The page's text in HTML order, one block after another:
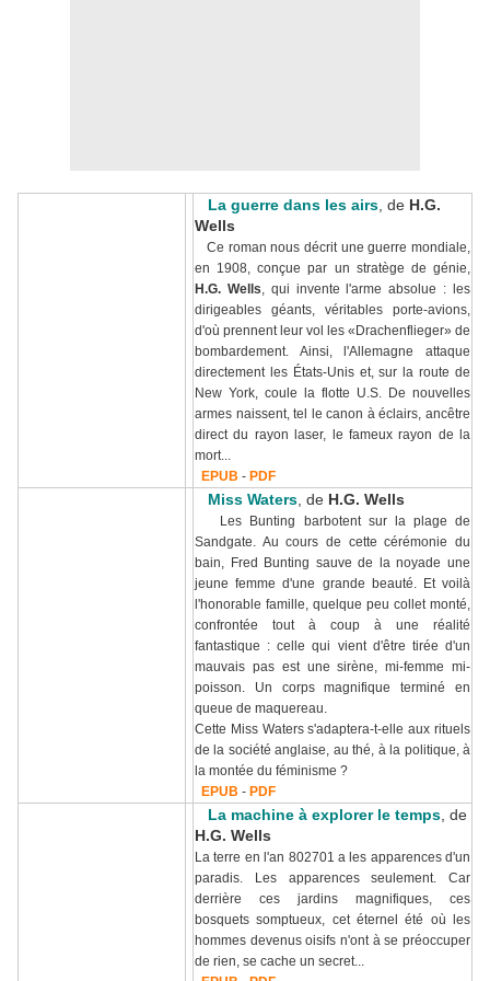
La guerre dans les airs , de H.G.
Wells
Ce roman nous décrit une guerre mondiale,
en 1908, conçue par un stratège de génie,
H.G. Wells, qui invente l'arme absolue : les
dirigeables géants, véritables porte-avions,
d'où prennent leur vol les «Drachenflieger» de
bombardement. Ainsi, l'Allemagne attaque
directement les États-Unis et, sur la route de
New York, coule la flotte U.S. De nouvelles
armes naissent, tel le canon à éclairs, ancêtre
direct du rayon laser, le fameux rayon de la
mort...
EPUB - PDF
Miss Waters , de H.G. Wells
Les Bunting barbotent sur la plage de
Sandgate. Au cours de cette cérémonie du
bain, Fred Bunting sauve de la noyade une
jeune femme d'une grande beauté. Et voilà
l'honorable famille, quelque peu collet monté,
confrontée tout à coup à une réalité
fantastique : celle qui vient d'être tirée d'un
mauvais pas est une sirène, mi-femme mi-
poisson. Un corps magnifique terminé en
queue de maquereau.
Cette Miss Waters s'adaptera-t-elle aux rituels
de la société anglaise, au thé, à la politique, à
la montée du féminisme ?
EPUB - PDF
La machine à explorer le temps , de
H.G. Wells
La terre en l'an 802701 a les apparences d'un
paradis. Les apparences seulement. Car
derrière ces jardins magnifiques, ces
bosquets somptueux, cet éternel été où les
hommes devenus oisifs n'ont à se préoccuper
de rien, se cache un secret...